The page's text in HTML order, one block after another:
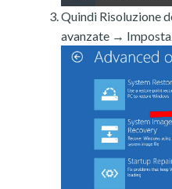
Quindi Risoluzione
avanzate →